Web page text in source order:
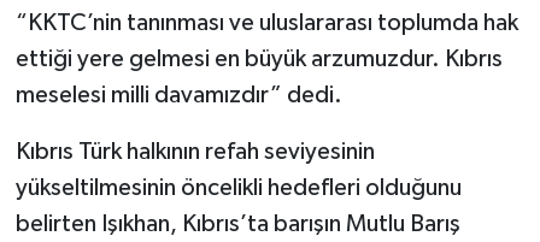
“KKTC’nin tanınması ve uluslararası toplumda hak
ettiği yere gelmesi en büyük arzumuzdur. Kıbrıs
meselesi milli davamızdır” dedi.
Kıbrıs Türk halkının refah seviyesinin
yükseltilmesinin öncelikli hedefleri olduğunu
belirten Işıkhan, Kıbrıs’ta barışın Mutlu Barış